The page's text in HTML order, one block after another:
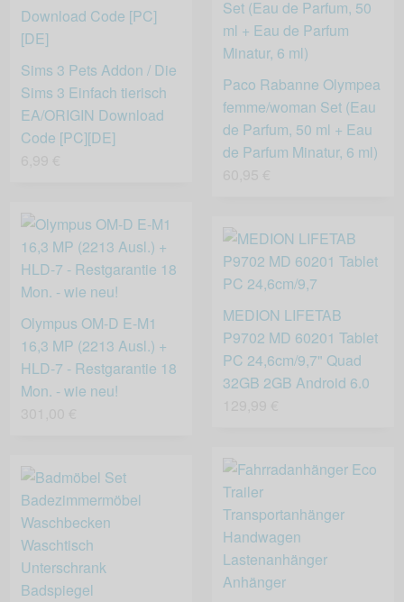
Sims 3 Pets Addon / Die
Sims 3 Einfach tierisch
EA/ORIGIN Download
Code [PC][DE]
Paco Rabanne Olympea
femme/woman Set (Eau
de Parfum, 50 ml + Eau
de Parfum Minatur, 6 ml)
Olympus OM-D E-M1
16,3 MP (2213 Ausl.) +
HLD-7 - Restgarantie 18
Mon. - wie neu!
MEDION LIFETAB
P9702 MD 60201 Tablet
PC 24,6cm/9,7" Quad
32GB 2GB Android 6.0